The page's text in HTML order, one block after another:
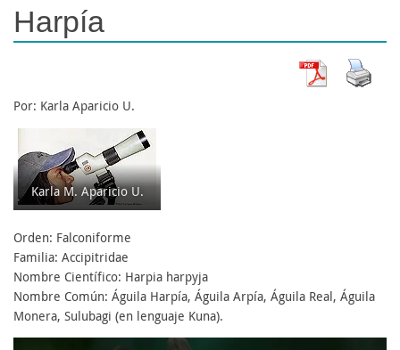
Harpía
Por: Karla Aparicio U.
Karla M. Aparicio U.
Orden: Falconiforme
Familia: Accipitridae
Nombre Científico: Harpia harpyja
Nombre Común: Águila Harpía, Águila Arpía, Águila Real, Águila
Monera, Sulubagi (en lenguaje Kuna).